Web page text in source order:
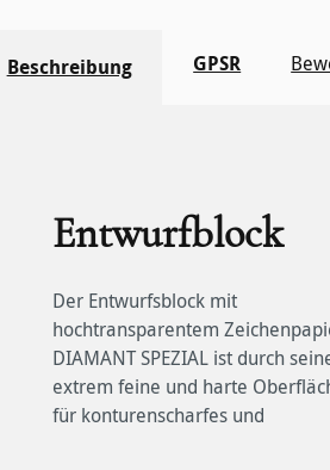
Beschreibung GPSR
Entwurfblock
Der Entwurfsblock mit
hochtransparentem
DIAMANT SPEZIAL ist durch
extrem feine und harte
für konturenscharfes und
kontrastreiches Zeichnen. Unsere
hochtransparenten Papiere sind
technische Zeichner aus
Bauwesen,
ebenso interessant wie für Künstler. Sie
eignen sich für Lichtpaus- und
Kopierverfahren und sind im
Laser- und Offsetverfahren
Wie alle Hahnemühle Papiere